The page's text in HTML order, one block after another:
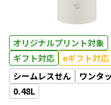
オリジナルプリント対象
ギフト対応
eギフト対応
シームレスせん
ワンタ
0.48L